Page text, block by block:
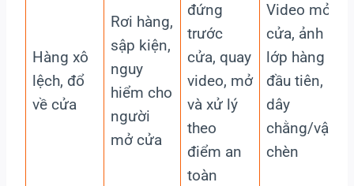
Hàng xô
lệch, đổ
về cửa
Rơi hàng,
sập kiện,
nguy
hiểm cho
người
mở cửa
đứng
trước
cửa, quay
video, mở
và xử lý
theo
điểm an
toàn
Video mở
cửa, ảnh
lớp hàng
đầu tiên,
dây
chằng/vật
chèn